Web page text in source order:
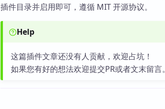
插件目录并启用即可，遵循 MIT 开源协议。
Help
这篇插件文章还没有人贡献，欢迎占坑！
如果您有好的想法欢迎提交PR或者文末留言。